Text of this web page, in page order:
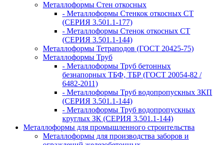
Металлоформы Стен откосных
- Металлоформы Стенкок откосных СТ
(СЕРИЯ 3.501.1-177)
- Металлоформы Стенок откосных СТ
(СЕРИЯ 3.501.1-144)
Металлоформы Тетраподов (ГОСТ 20425-75)
Металлоформы Труб
- Металлоформы Труб бетонных
безнапорных ТБФ, ТБР (ГОСТ 20054-82 /
6482-2011)
- Металлоформы Труб водопропускных ЗКП
(СЕРИЯ 3.501.1-144)
- Металлоформы Труб водопропускных
круглых ЗК (СЕРИЯ 3.501.1-144)
Металлоформы для промышленного строительства
Металлоформы для производства заборов и